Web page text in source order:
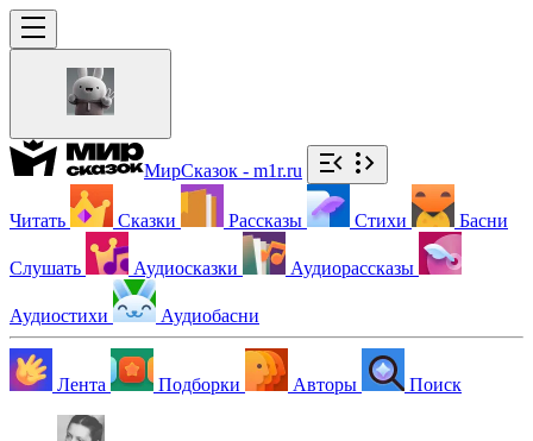
МирСказок - m1r.ru
Читать Сказки Рассказы Стихи Басни
Слушать Аудиосказки Аудиорассказы
Аудиостихи Аудиобасни
Лента Подборки Авторы Поиск